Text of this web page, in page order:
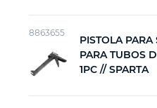
Ferramenta de
8863655
PISTOLA PARA
PARA TUBOS
1PC // SPARTA